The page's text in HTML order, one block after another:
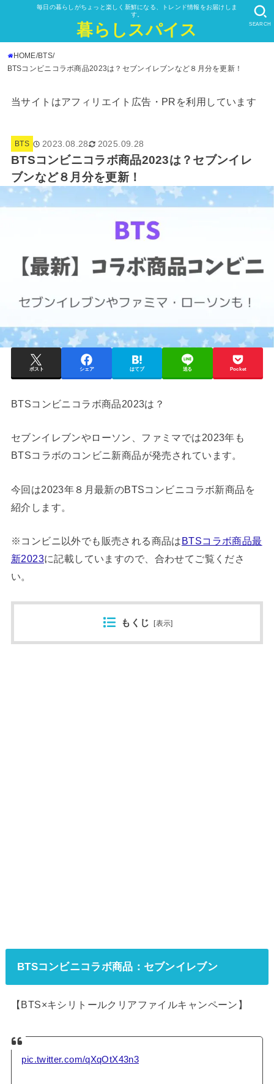
毎日の暮らしがちょっと楽しく新鮮になる、トレンド情報をお届けしま
す。
暮らしスパイス SEARCH
HOME BTS
BTSコンビニコラボ商品2023は？セブンイレブンなど８月分を更新！
当サイトはアフィリエイト広告・PRを利用しています
BTS 2023.08.28 2025.09.28
BTSコンビニコラボ商品2023は？セブンイレ
ブンなど８月分を更新！
ポスト シェア はてブ 送る Pocket
BTSコンビニコラボ商品2023は？
セブンイレブンやローソン、ファミマでは2023年も
BTSコラボのコンビニ新商品が発売されています。
今回は2023年８月最新のBTSコンビニコラボ新商品を
紹介します。
※コンビニ以外でも販売される商品はBTSコラボ商品最
新2023に記載していますので、合わせてご覧くださ
い。
もくじ [表示]
BTSコンビニコラボ商品：セブンイレブン
【BTS×キシリトールクリアファイルキャンペーン】
pic.twitter.com/qXqOtX43n3